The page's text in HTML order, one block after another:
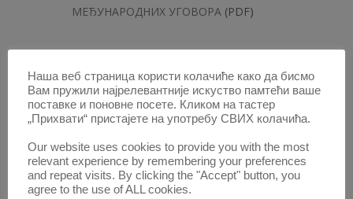
МЕЂУНАРОДНИХ УГОВОРА (PDF)
Наша веб страница користи колачиће како да бисмо
Вам пружили најрелевантније искуство памтећи ваше
поставке и поновне посете. Кликом на тастер
„Прихвати“ пристајете на употребу СВИХ колачића.
Our website uses cookies to provide you with the most
relevant experience by remembering your preferences
and repeat visits. By clicking the "Accept" button, you
agree to the use of ALL cookies.